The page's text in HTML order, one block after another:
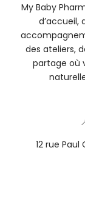
My Baby
d’accueil,
des ateliers,
partage où
12 rue